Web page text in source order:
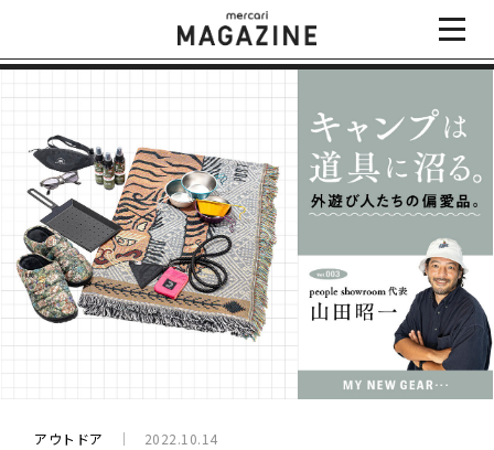
アウトドア 2022.10.14